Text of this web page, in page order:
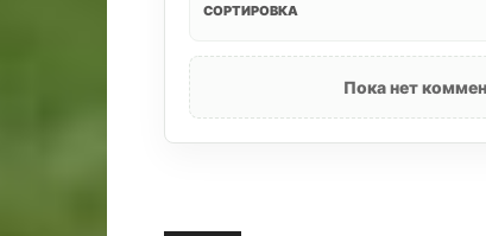
СОРТИРОВКА
Пока нет